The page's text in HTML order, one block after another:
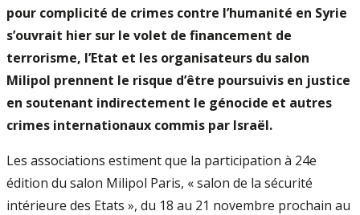
pour complicité de crimes contre l’humanité en Syrie
s’ouvrait hier sur le volet de financement de
terrorisme, l’Etat et les organisateurs du salon
Milipol prennent le risque d’être poursuivis en justice
en soutenant indirectement le génocide et autres
crimes internationaux commis par Israël.
Les associations estiment que la participation à 24e
édition du salon Milipol Paris, « salon de la sécurité
intérieure des Etats », du 18 au 21 novembre prochain au